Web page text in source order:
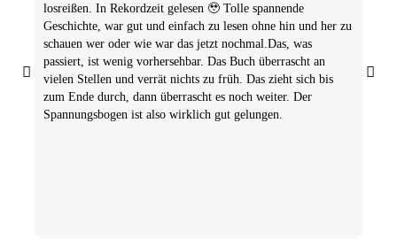
losreißen. In Rekordzeit gelesen 🥹 Tolle spannende
Geschichte, war gut und einfach zu lesen ohne hin und her zu
schauen wer oder wie war das jetzt nochmal.Das, was
passiert, ist wenig vorhersehbar. Das Buch überrascht an
vielen Stellen und verrät nichts zu früh. Das zieht sich bis
zum Ende durch, dann überrascht es noch weiter. Der
Spannungsbogen ist also wirklich gut gelungen.